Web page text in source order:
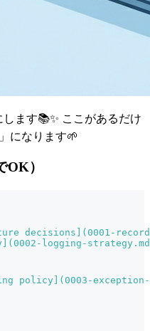
します📚✨ ここがあるだけ
になります🌱
）
decisions ]( 0001-
]( 0002-logging-strategy.md
policy ]( 0003-